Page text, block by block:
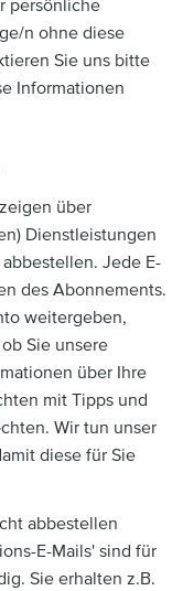
persönliche
n ohne diese
Sie uns bitte
Informationen
über
Dienstleistungen
Jede E-
des Abonnements.
weitergeben,
Sie unsere
über Ihre
mit Tipps und
Wir tun unser
diese für Sie
abbestellen
E-Mails' sind für
Sie erhalten z.B.